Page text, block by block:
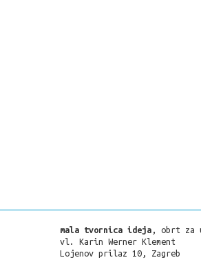
mala tvornica ideja , obrt za
vl. Karin Werner Klement
Lojenov prilaz 10, Zagreb